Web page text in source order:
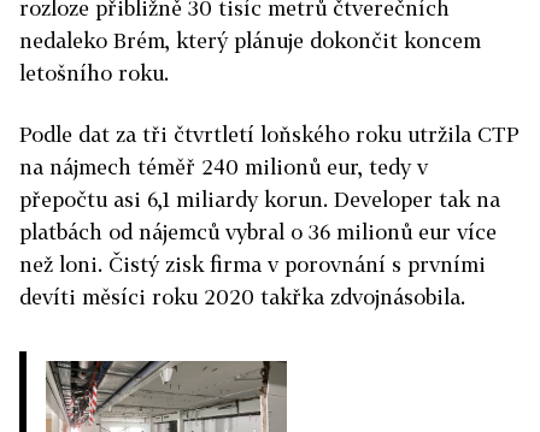
rozloze přibližně 30 tisíc metrů čtverečních
nedaleko Brém, který plánuje dokončit koncem
letošního roku.
Podle dat za tři čtvrtletí loňského roku utržila CTP
na nájmech téměř 240 milionů eur, tedy v
přepočtu asi 6,1 miliardy korun. Developer tak na
platbách od nájemců vybral o 36 milionů eur více
než loni. Čistý zisk firma v porovnání s prvními
devíti měsíci roku 2020 takřka zdvojnásobila.